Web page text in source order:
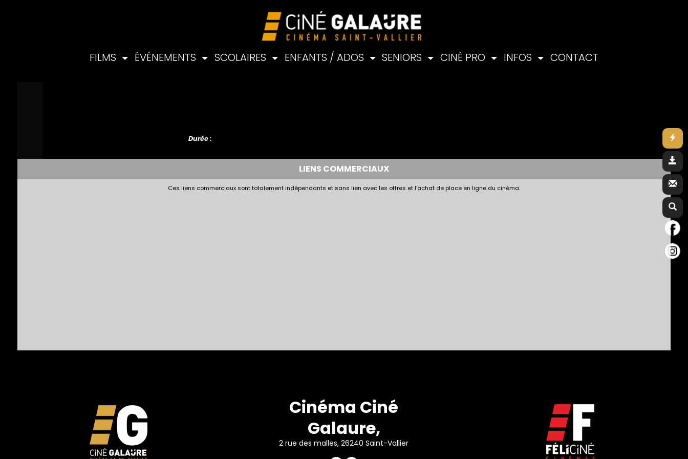
FILMS ÉVÉNEMENTS SCOLAIRES ENFANTS / ADOS SENIORS CINÉ PRO INFOS CONTACT
Durée :
LIENS COMMERCIAUX
Ces liens commerciaux sont totalement indépendants et sans lien avec les offres et l'achat de place en ligne du cinéma.
Cinéma Ciné
Galaure,
2 rue des malles, 26240 Saint-Vallier